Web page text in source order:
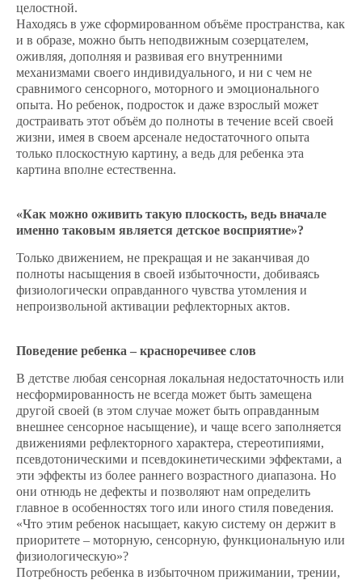
целостной.
Находясь в уже сформированном объёме пространства, как
и в образе, можно быть неподвижным созерцателем,
оживляя, дополняя и развивая его внутренними
механизмами своего индивидуального, и ни с чем не
сравнимого сенсорного, моторного и эмоционального
опыта. Но ребенок, подросток и даже взрослый может
достраивать этот объём до полноты в течение всей своей
жизни, имея в своем арсенале недостаточного опыта
только плоскостную картину, а ведь для ребенка эта
картина вполне естественна.
«Как можно оживить такую плоскость, ведь вначале
именно таковым является детское восприятие»?
Только движением, не прекращая и не заканчивая до
полноты насыщения в своей избыточности, добиваясь
физиологически оправданного чувства утомления и
непроизвольной активации рефлекторных актов.
Поведение ребенка – красноречивее слов
В детстве любая сенсорная локальная недостаточность или
несформированность не всегда может быть замещена
другой своей (в этом случае может быть оправданным
внешнее сенсорное насыщение), и чаще всего заполняется
движениями рефлекторного характера, стереотипиями,
псевдотоническими и псевдокинетическими эффектами, а
эти эффекты из более раннего возрастного диапазона. Но
они отнюдь не дефекты и позволяют нам определить
главное в особенностях того или иного стиля поведения.
«Что этим ребенок насыщает, какую систему он держит в
приоритете – моторную, сенсорную, функциональную или
физиологическую»?
Потребность ребенка в избыточном прижимании, трении,